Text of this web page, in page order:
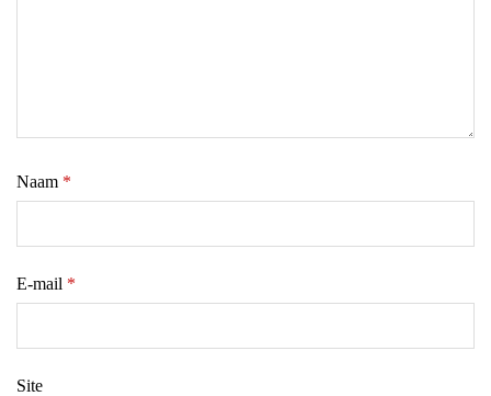
Naam *
E-mail *
Site